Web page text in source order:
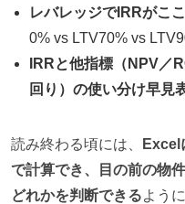
レバレッジでIRRがこ
0% vs LTV70% vs
IRRと他指標（NPV／
回り）の使い分け早見
読み終わる頃には、
Excel
で計算でき、目の前の物
どれかを判断できるよう